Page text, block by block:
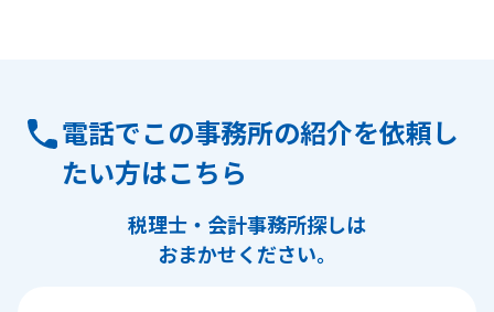
電話でこの事務所の紹介を依頼し
たい方はこちら
税理士・会計事務所探しは
おまかせください。